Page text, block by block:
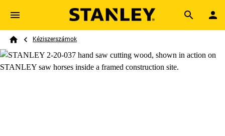
Skip to main content
Search
Breadcrumb
Kéziszerszámok